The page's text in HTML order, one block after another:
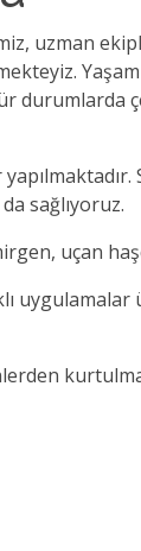
uzman
tür
sağlıyoruz.
uçan